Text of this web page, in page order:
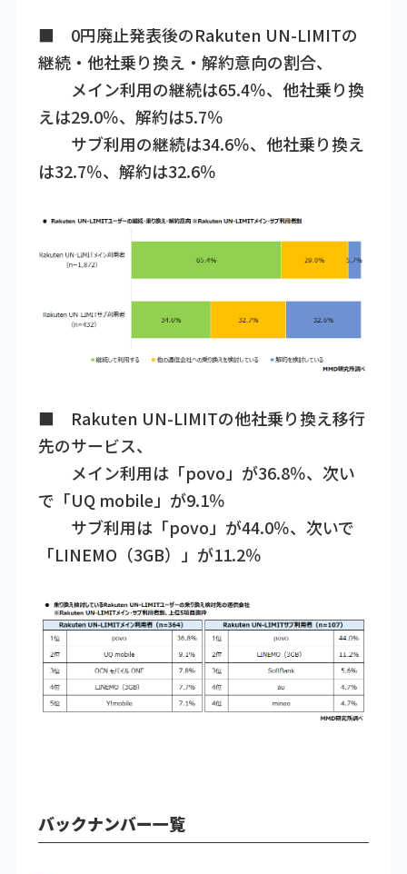
■ 0円廃止発表後のRakuten UN-LIMITの
継続・他社乗り換え・解約意向の割合、
メイン利用の継続は65.4％、他社乗り換
えは29.0％、解約は5.7％
サブ利用の継続は34.6％、他社乗り換え
は32.7％、解約は32.6％
■ Rakuten UN-LIMITの他社乗り換え移行
先のサービス、
メイン利用は「povo」が36.8％、次い
で「UQ mobile」が9.1％
サブ利用は「povo」が44.0％、次いで
「LINEMO（3GB）」が11.2％
バックナンバー一覧